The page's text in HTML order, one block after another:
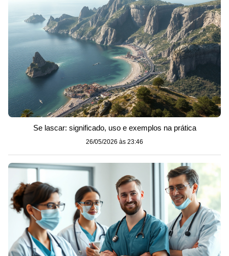
Se lascar: significado, uso e exemplos na prática
26/05/2026 às 23:46